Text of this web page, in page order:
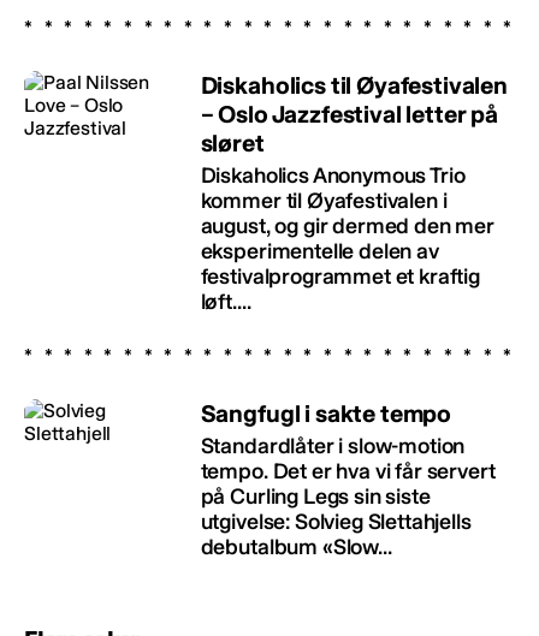
Diskaholics til Øyafestivalen
– Oslo Jazzfestival letter på
sløret
Diskaholics Anonymous Trio
kommer til Øyafestivalen i
august, og gir dermed den mer
eksperimentelle delen av
festivalprogrammet et kraftig
løft....
Sangfugl i sakte tempo
Standardlåter i slow-motion
tempo. Det er hva vi får servert
på Curling Legs sin siste
utgivelse: Solvieg Slettahjells
debutalbum «Slow...